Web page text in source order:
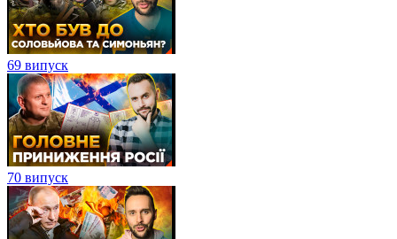
69 випуск
70 випуск